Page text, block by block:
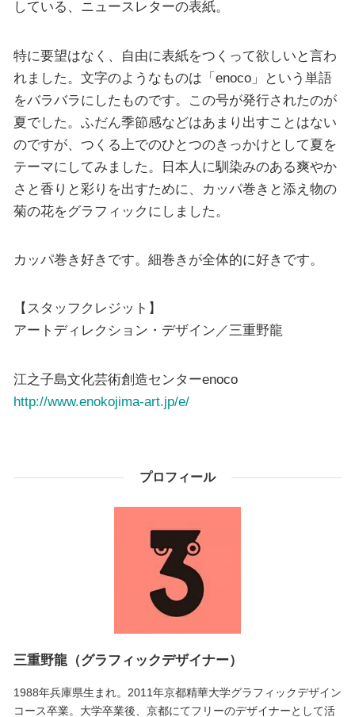
している、ニュースレターの表紙。
特に要望はなく、自由に表紙をつくって欲しいと言わ
れました。文字のようなものは「enoco」という単語
をバラバラにしたものです。この号が発行されたのが
夏でした。ふだん季節感などはあまり出すことはない
のですが、つくる上でのひとつのきっかけとして夏を
テーマにしてみました。日本人に馴染みのある爽やか
さと香りと彩りを出すために、カッパ巻きと添え物の
菊の花をグラフィックにしました。
カッパ巻き好きです。細巻きが全体的に好きです。
【スタッフクレジット】
アートディレクション・デザイン／三重野龍
江之子島文化芸術創造センターenoco
http://www.enokojima-art.jp/e/
プロフィール
三重野龍（グラフィックデザイナー）
1988年兵庫県生まれ。2011年京都精華大学グラフィックデザイン
コース卒業。大学卒業後、京都にてフリーのデザイナーとして活